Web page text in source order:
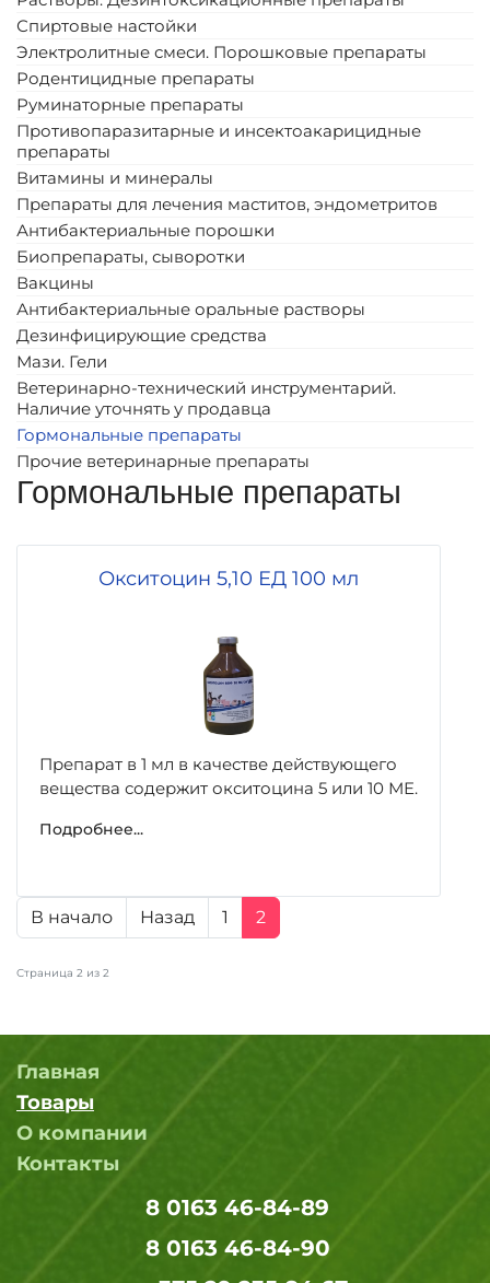
Спиртовые настойки
Электролитные смеси. Порошковые препараты
Родентицидные препараты
Руминаторные препараты
Противопаразитарные и инсектоакарицидные
препараты
Витамины и минералы
Препараты для лечения маститов, эндометритов
Антибактериальные порошки
Биопрепараты, сыворотки
Вакцины
Антибактериальные оральные растворы
Дезинфицирующие средства
Мази. Гели
Ветеринарно-технический инструментарий.
Наличие уточнять у продавца
Гормональные препараты
Прочие ветеринарные препараты
Гормональные препараты
Окситоцин 5,10 ЕД 100 мл
Препарат в 1 мл в качестве действующего
вещества содержит окситоцина 5 или 10 МЕ.
Подробнее...
В начало Назад 1 2
Страница 2 из 2
Главная
Товары
О компании
Контакты
8 0163 46-84-89
8 0163 46-84-90